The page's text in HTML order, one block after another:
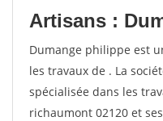
Artisans :
Dumange philippe est
les travaux de . La
spécialisée dans les
richaumont 02120 et